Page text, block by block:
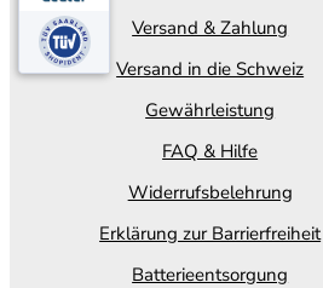
Versand & Zahlung
Versand in die Schweiz
Gewährleistung
FAQ & Hilfe
Widerrufsbelehrung
Erklärung zur Barrierfreiheit
Batterieentsorgung